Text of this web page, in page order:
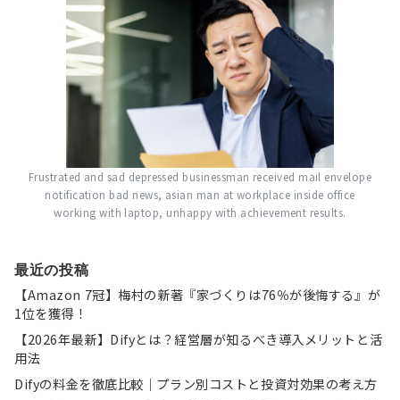
Frustrated and sad depressed businessman received mail envelope
notification bad news, asian man at workplace inside office
working with laptop, unhappy with achievement results.
最近の投稿
【Amazon 7冠】梅村の新著『家づくりは76％が後悔する』が
1位を獲得！
【2026年最新】Difyとは？経営層が知るべき導入メリットと活
用法
Difyの料金を徹底比較｜プラン別コストと投資対効果の考え方